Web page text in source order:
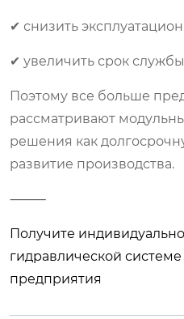
✔ снизить
✔ увеличить срок
Поэтому все больше
рассматривают
решения как
развитие производства.
⸻
Получите
гидравлической
предприятия